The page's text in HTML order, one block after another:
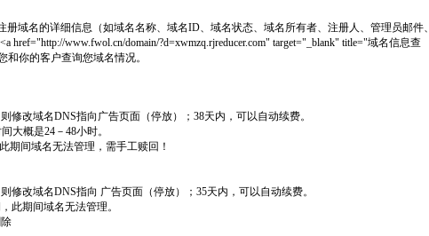
域名的详细信息（如域名名称、域名ID、域名状态、域名所有者、注册人、管理员邮件、
www.fwol.cn/domain/?d=xwmzq.rjreducer.com" target="_blank" title="域名信息查
你的客户查询您域名情况。
修改域名DNS指向广告页面（停放）；38天内，可以自动续费。
大概是24－48小时。
期间域名无法管理，需手工赎回！
修改域名DNS指向 广告页面（停放）；35天内，可以自动续费。
此期间域名无法管理。